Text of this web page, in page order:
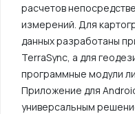
расчетов
измерений. Для
данных разработаны
TerraSync, а для
программные модули
Приложение для
универсальным